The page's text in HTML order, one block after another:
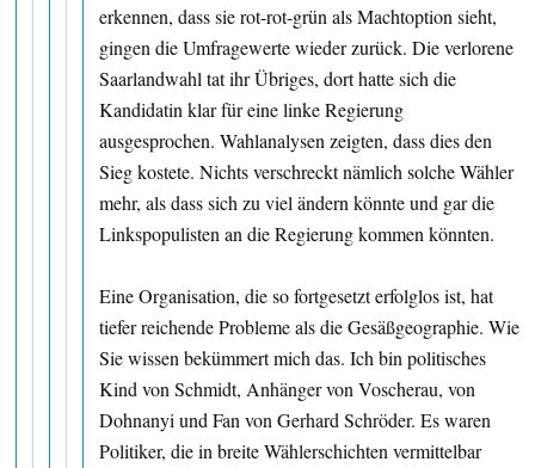
erkennen, dass sie rot-rot-grün als Machtoption sieht,
gingen die Umfragewerte wieder zurück. Die verlorene
Saarlandwahl tat ihr Übriges, dort hatte sich die
Kandidatin klar für eine linke Regierung
ausgesprochen. Wahlanalysen zeigten, dass dies den
Sieg kostete. Nichts verschreckt nämlich solche Wähler
mehr, als dass sich zu viel ändern könnte und gar die
Linkspopulisten an die Regierung kommen könnten.
Eine Organisation, die so fortgesetzt erfolglos ist, hat
tiefer reichende Probleme als die Gesäßgeographie. Wie
Sie wissen bekümmert mich das. Ich bin politisches
Kind von Schmidt, Anhänger von Voscherau, von
Dohnanyi und Fan von Gerhard Schröder. Es waren
Politiker, die in breite Wählerschichten vermittelbar